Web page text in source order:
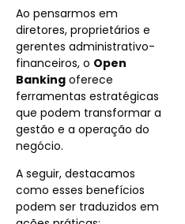
Ao pensarmos em
diretores, proprietários e
gerentes administrativo-
financeiros, o Open
Banking oferece
ferramentas estratégicas
que podem transformar a
gestão e a operação do
negócio.
A seguir, destacamos
como esses benefícios
podem ser traduzidos em